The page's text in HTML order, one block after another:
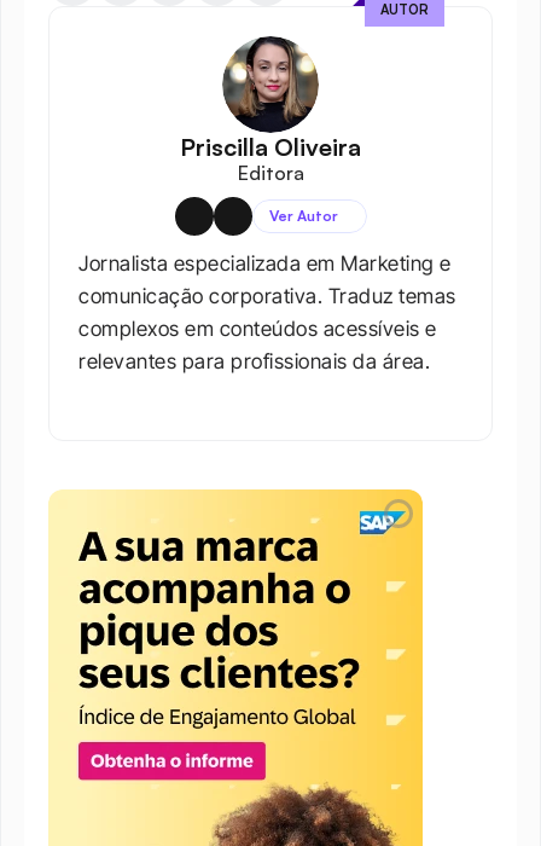
Priscilla Oliveira
Editora
Ver Autor
Jornalista especializada em Marketing e
comunicação corporativa. Traduz temas
complexos em conteúdos acessíveis e
relevantes para profissionais da área.​
AUTOR